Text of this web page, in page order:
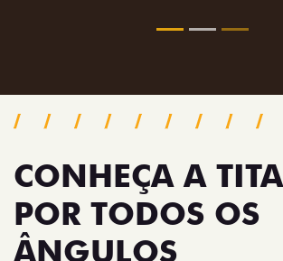
Pack tecnologia
CONHEÇA A
POR TODOS OS
ÂNGULOS